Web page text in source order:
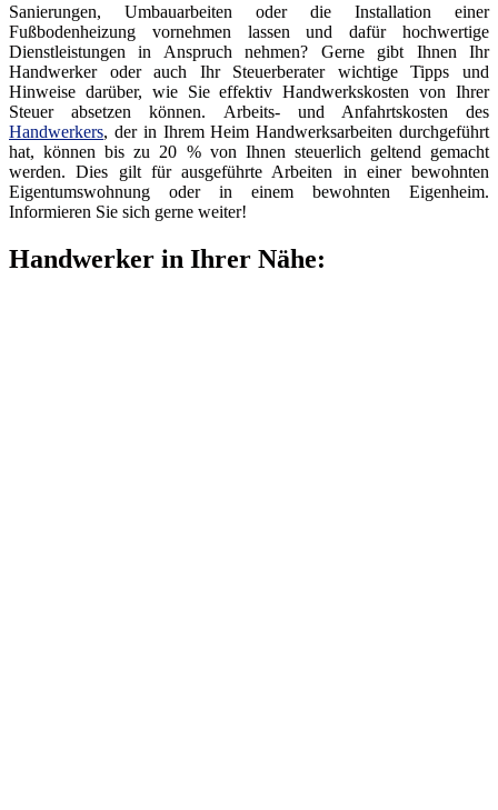
Sanierungen, Umbauarbeiten oder die Installation einer
Fußbodenheizung vornehmen lassen und dafür hochwertige
Dienstleistungen in Anspruch nehmen? Gerne gibt Ihnen Ihr
Handwerker oder auch Ihr Steuerberater wichtige Tipps und
Hinweise darüber, wie Sie effektiv Handwerkskosten von Ihrer
Steuer absetzen können. Arbeits- und Anfahrtskosten des
Handwerkers, der in Ihrem Heim Handwerksarbeiten durchgeführt
hat, können bis zu 20 % von Ihnen steuerlich geltend gemacht
werden. Dies gilt für ausgeführte Arbeiten in einer bewohnten
Eigentumswohnung oder in einem bewohnten Eigenheim.
Informieren Sie sich gerne weiter!
Handwerker in Ihrer Nähe: